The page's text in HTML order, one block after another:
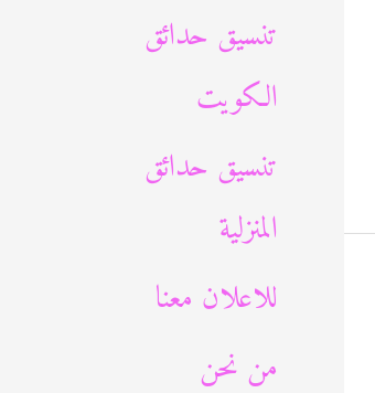
تنسيق حدائق
الكويت
تنسيق حدائق
المنزلية
للاعلان معنا
من نحن